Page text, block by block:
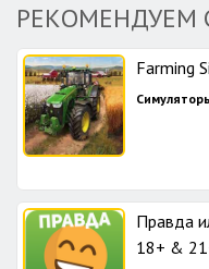
РЕКОМЕНДУЕМ
Farming
Правда
18+ &